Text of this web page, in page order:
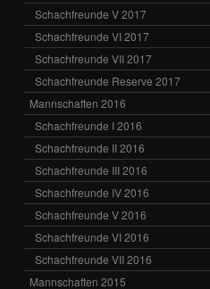
Schachfreunde V 2017
Schachfreunde VI 2017
Schachfreunde VII 2017
Schachfreunde Reserve 2017
Mannschaften 2016
Schachfreunde I 2016
Schachfreunde II 2016
Schachfreunde III 2016
Schachfreunde IV 2016
Schachfreunde V 2016
Schachfreunde VI 2016
Schachfreunde VII 2016
Mannschaften 2015